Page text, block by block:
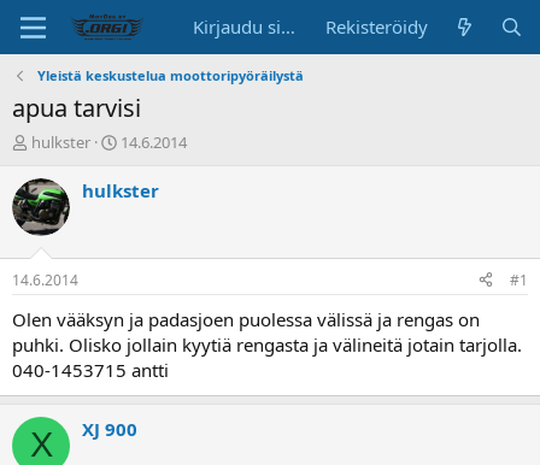
Kirjaudu sisään Rekisteröidy
Yleistä keskustelua moottoripyöräilystä
apua tarvisi
K
s
k
u
s
t
e
l
u
n
a
l
o
hulkster
A
o
p
ä
v
ä
14.6.2014
hulkster
14.6.2014 #1
Olen vääksyn ja padasjoen puolessa välissä ja rengas on
puhki. Olisko jollain kyytiä rengasta ja välineitä jotain tarjolla.
040-1453715 antti
X XJ 900